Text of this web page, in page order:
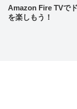
Amazon Fire TVで
を楽しもう！